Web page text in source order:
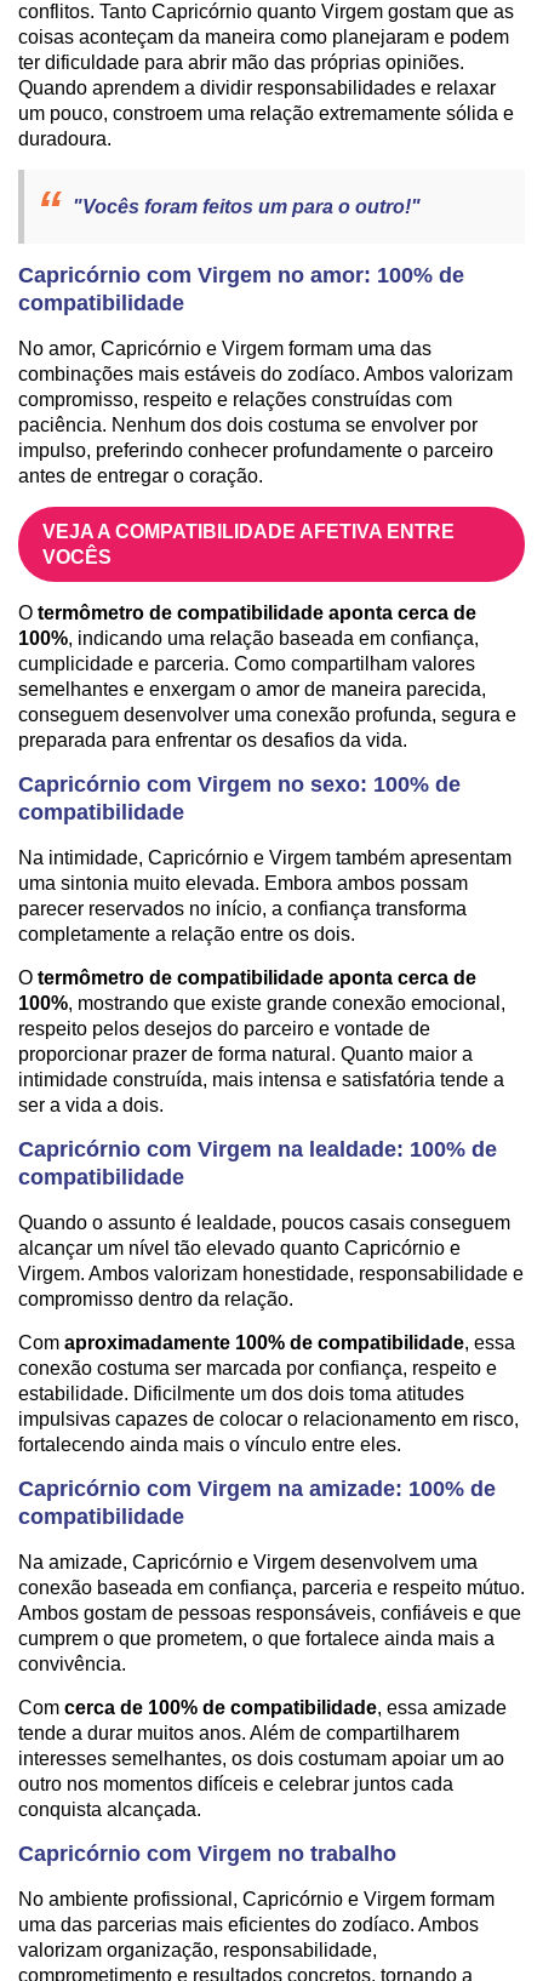
conflitos. Tanto Capricórnio quanto Virgem gostam que as
coisas aconteçam da maneira como planejaram e podem
ter dificuldade para abrir mão das próprias opiniões.
Quando aprendem a dividir responsabilidades e relaxar
um pouco, constroem uma relação extremamente sólida e
duradoura.
"Vocês foram feitos um para o outro!"
Capricórnio com Virgem no amor: 100% de
compatibilidade
No amor, Capricórnio e Virgem formam uma das
combinações mais estáveis do zodíaco. Ambos valorizam
compromisso, respeito e relações construídas com
paciência. Nenhum dos dois costuma se envolver por
impulso, preferindo conhecer profundamente o parceiro
antes de entregar o coração.
VEJA A COMPATIBILIDADE AFETIVA ENTRE
VOCÊS
O termômetro de compatibilidade aponta cerca de
100%, indicando uma relação baseada em confiança,
cumplicidade e parceria. Como compartilham valores
semelhantes e enxergam o amor de maneira parecida,
conseguem desenvolver uma conexão profunda, segura e
preparada para enfrentar os desafios da vida.
Capricórnio com Virgem no sexo: 100% de
compatibilidade
Na intimidade, Capricórnio e Virgem também apresentam
uma sintonia muito elevada. Embora ambos possam
parecer reservados no início, a confiança transforma
completamente a relação entre os dois.
O termômetro de compatibilidade aponta cerca de
100%, mostrando que existe grande conexão emocional,
respeito pelos desejos do parceiro e vontade de
proporcionar prazer de forma natural. Quanto maior a
intimidade construída, mais intensa e satisfatória tende a
ser a vida a dois.
Capricórnio com Virgem na lealdade: 100% de
compatibilidade
Quando o assunto é lealdade, poucos casais conseguem
alcançar um nível tão elevado quanto Capricórnio e
Virgem. Ambos valorizam honestidade, responsabilidade e
compromisso dentro da relação.
Com aproximadamente 100% de compatibilidade, essa
conexão costuma ser marcada por confiança, respeito e
estabilidade. Dificilmente um dos dois toma atitudes
impulsivas capazes de colocar o relacionamento em risco,
fortalecendo ainda mais o vínculo entre eles.
Capricórnio com Virgem na amizade: 100% de
compatibilidade
Na amizade, Capricórnio e Virgem desenvolvem uma
conexão baseada em confiança, parceria e respeito mútuo.
Ambos gostam de pessoas responsáveis, confiáveis e que
cumprem o que prometem, o que fortalece ainda mais a
convivência.
Com cerca de 100% de compatibilidade, essa amizade
tende a durar muitos anos. Além de compartilharem
interesses semelhantes, os dois costumam apoiar um ao
outro nos momentos difíceis e celebrar juntos cada
conquista alcançada.
Capricórnio com Virgem no trabalho
No ambiente profissional, Capricórnio e Virgem formam
uma das parcerias mais eficientes do zodíaco. Ambos
valorizam organização, responsabilidade,
comprometimento e resultados concretos, tornando a